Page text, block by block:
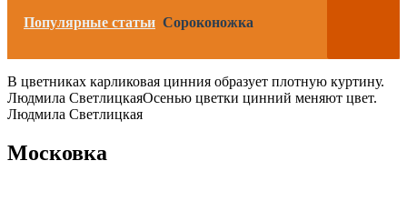
Популярные статьи Сороконожка
В цветниках карликовая цинния образует плотную куртину.
Людмила СветлицкаяОсенью цветки цинний меняют цвет.
Людмила Светлицкая
Московка